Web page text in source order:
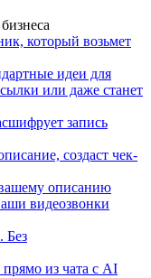
который возьмет
идеи для
или даже станет
запись
создаст чек-
описанию
видеозвонки
Без
из чата с AI